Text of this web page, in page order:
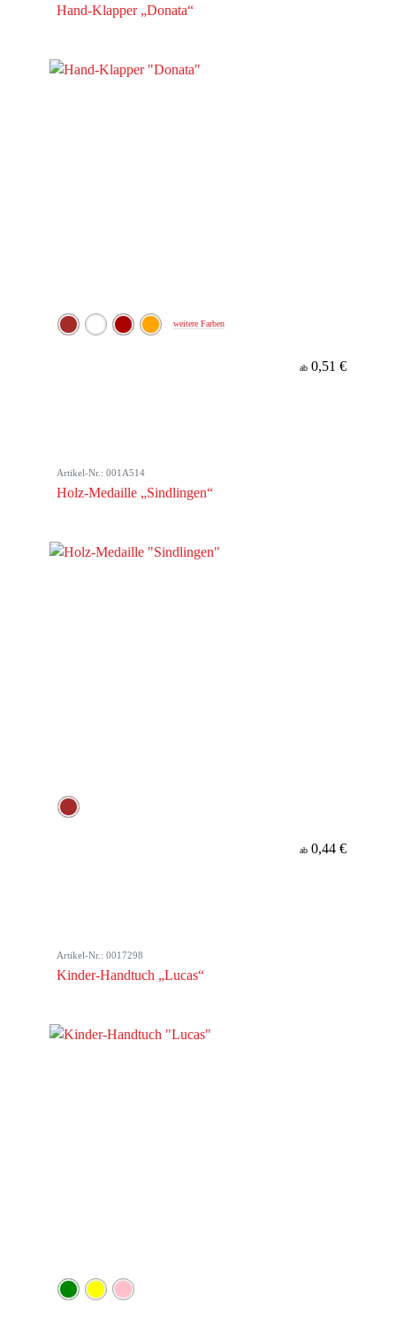
Hand-Klapper „Donata“
weitere Farben
ab 0,51 €
Artikel-Nr.: 001A514
Holz-Medaille „Sindlingen“
ab 0,44 €
Artikel-Nr.: 0017298
Kinder-Handtuch „Lucas“